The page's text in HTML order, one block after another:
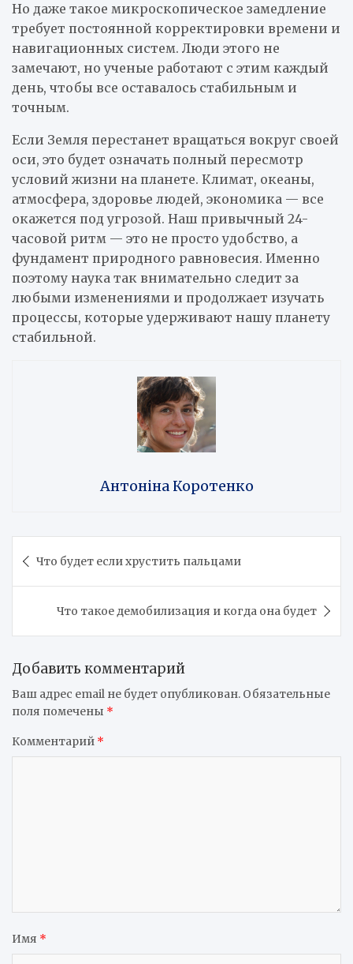
Но даже такое микроскопическое замедление
требует постоянной корректировки времени и
навигационных систем. Люди этого не
замечают, но ученые работают с этим каждый
день, чтобы все оставалось стабильным и
точным.
Если Земля перестанет вращаться вокруг своей
оси, это будет означать полный пересмотр
условий жизни на планете. Климат, океаны,
атмосфера, здоровье людей, экономика — все
окажется под угрозой. Наш привычный 24-
часовой ритм — это не просто удобство, а
фундамент природного равновесия. Именно
поэтому наука так внимательно следит за
любыми изменениями и продолжает изучать
процессы, которые удерживают нашу планету
стабильной.
Антоніна Коротенко
по Что будет если хрустить пальцами
Что такое демобилизация и когда она будет
Добавить комментарий
Ваш адрес email не будет опубликован. Обязательные
поля помечены *
Комментарий *
Имя *